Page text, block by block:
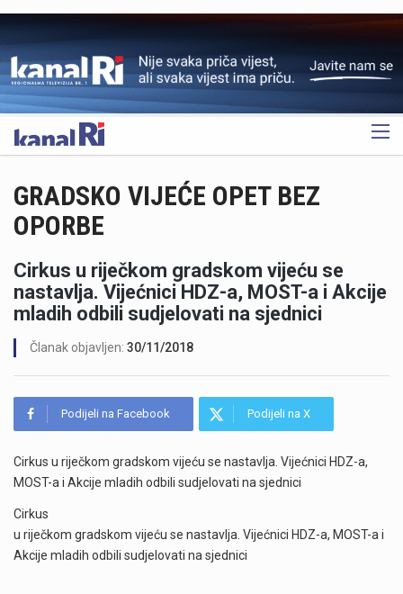
OGLAS
GRADSKO VIJEĆE OPET BEZ
OPORBE
Cirkus u riječkom gradskom vijeću se
nastavlja. Vijećnici HDZ-a, MOST-a i Akcije
mladih odbili sudjelovati na sjednici
Članak objavljen: 30/11/2018
Podijeli na Facebook Podijeli na X
Cirkus u riječkom gradskom vijeću se nastavlja. Vijećnici HDZ-a,
MOST-a i Akcije mladih odbili sudjelovati na sjednici
Cirkus
u riječkom gradskom vijeću se nastavlja. Vijećnici HDZ-a, MOST-a i
Akcije mladih odbili sudjelovati na sjednici